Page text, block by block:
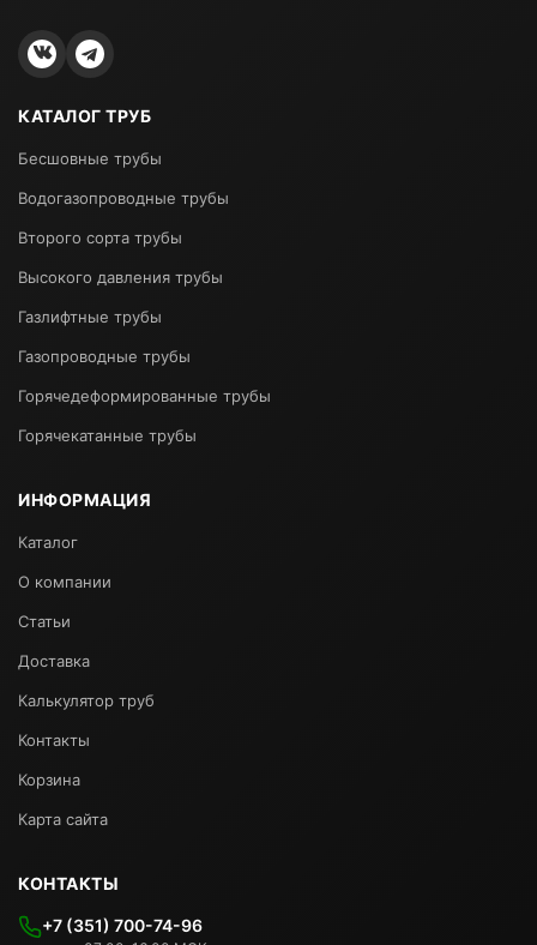
КАТАЛОГ ТРУБ
Бесшовные трубы
Водогазопроводные трубы
Второго сорта трубы
Высокого давления трубы
Газлифтные трубы
Газопроводные трубы
Горячедеформированные трубы
Горячекатанные трубы
ИНФОРМАЦИЯ
Каталог
О компании
Статьи
Доставка
Калькулятор труб
Контакты
Корзина
Карта сайта
КОНТАКТЫ
+7 (351) 700-74-96